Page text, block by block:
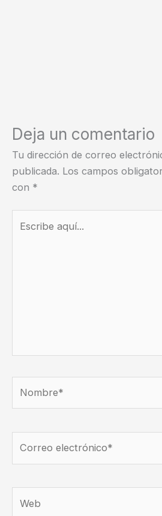
Deja un comentario
Tu dirección de correo
publicada. Los campos
con *
aquí...
electrónico*